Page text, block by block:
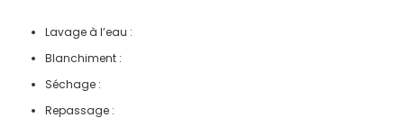
Lavage à l’eau :
Blanchiment :
Séchage :
Repassage :